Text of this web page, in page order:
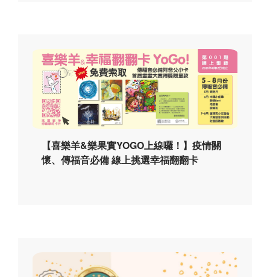
【喜樂羊&樂果實YOGO上線囉！】疫情關
懷、傳福音必備 線上挑選幸福翻翻卡